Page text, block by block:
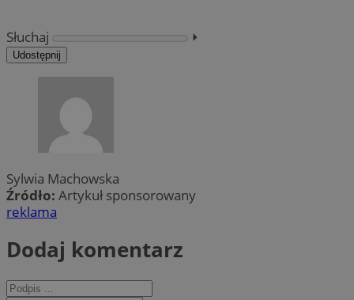
Słuchaj ⏵︎
Udostępnij
Sylwia Machowska
Źródło: Artykuł sponsorowany
reklama
Dodaj komentarz